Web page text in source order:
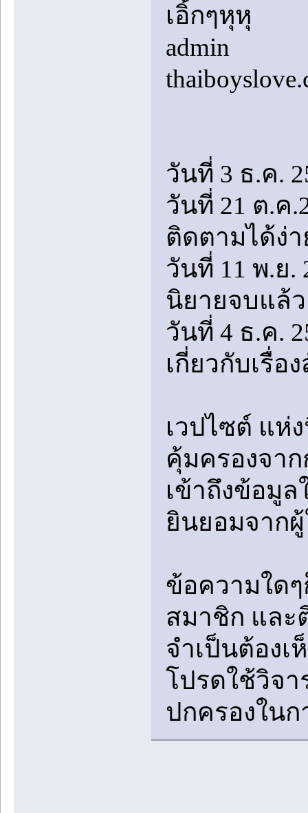
เอิ้กๆหุหุ
admin
วันที่ 3 ธ.ค.
วันที่ 21 ต.ค
ติดตามได้ง่
วันที่ 11 พ.ย.
นิยายจบแล้ว
วันที่ 4 ธ.ค.
เกี่ยวกับเรื่อ
เวปไซต์ แห่
คุ้มครองจา
เข้าถึงข้อมู
ยินยอมจาก
ข้อความใด
สมาชิก และ
จำเป็นต้อง
โปรดใช้วิจ
ปกครองใน